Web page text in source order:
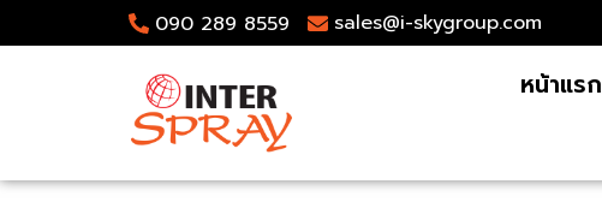
090 289 8559 sales@i-skygroup.com
หน้าแรก